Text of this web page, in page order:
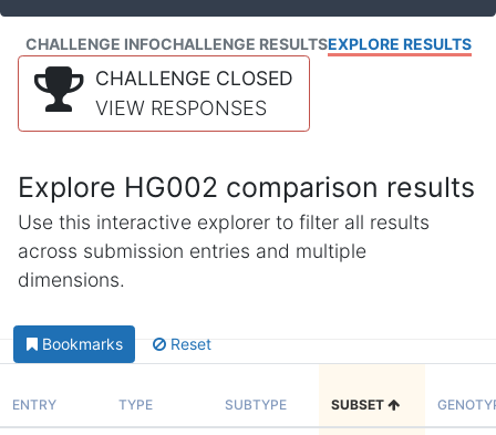
CHALLENGE INFOCHALLENGE RESULTSEXPLORE RESULTS
CHALLENGE CLOSED
VIEW RESPONSES
Explore HG002 comparison results
Use this interactive explorer to filter all results
across submission entries and multiple
dimensions.
Bookmarks Reset
ENTRY TYPE SUBTYPE SUBSET